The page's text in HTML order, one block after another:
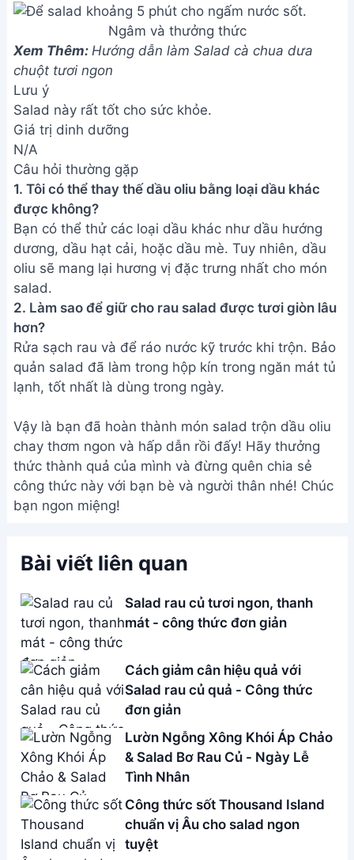
Ngâm và thưởng thức
Xem Thêm: Hướng dẫn làm Salad cà chua dưa
chuột tươi ngon
Lưu ý
Salad này rất tốt cho sức khỏe.
Giá trị dinh dưỡng
N/A
Câu hỏi thường gặp
1. Tôi có thể thay thế dầu oliu bằng loại dầu khác
được không?
Bạn có thể thử các loại dầu khác như dầu hướng
dương, dầu hạt cải, hoặc dầu mè. Tuy nhiên, dầu
oliu sẽ mang lại hương vị đặc trưng nhất cho món
salad.
2. Làm sao để giữ cho rau salad được tươi giòn lâu
hơn?
Rửa sạch rau và để ráo nước kỹ trước khi trộn. Bảo
quản salad đã làm trong hộp kín trong ngăn mát tủ
lạnh, tốt nhất là dùng trong ngày.
Vậy là bạn đã hoàn thành món salad trộn dầu oliu
chay thơm ngon và hấp dẫn rồi đấy! Hãy thưởng
thức thành quả của mình và đừng quên chia sẻ
công thức này với bạn bè và người thân nhé! Chúc
bạn ngon miệng!
Bài viết liên quan
Salad rau củ tươi ngon, thanh
mát - công thức đơn giản
Cách giảm cân hiệu quả với
Salad rau củ quả - Công thức
đơn giản
Lườn Ngỗng Xông Khói Áp Chảo
& Salad Bơ Rau Củ - Ngày Lễ
Tình Nhân
Công thức sốt Thousand Island
chuẩn vị Âu cho salad ngon
tuyệt